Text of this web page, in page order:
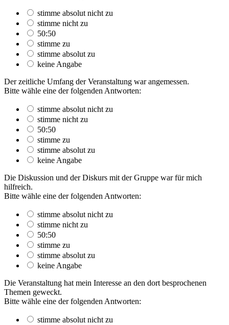
stimme absolut nicht zu
stimme nicht zu
50:50
stimme zu
stimme absolut zu
keine Angabe
Der zeitliche Umfang der Veranstaltung war angemessen.
Bitte wähle eine der folgenden Antworten:
stimme absolut nicht zu
stimme nicht zu
50:50
stimme zu
stimme absolut zu
keine Angabe
Die Diskussion und der Diskurs mit der Gruppe war für mich
hilfreich.
Bitte wähle eine der folgenden Antworten:
stimme absolut nicht zu
stimme nicht zu
50:50
stimme zu
stimme absolut zu
keine Angabe
Die Veranstaltung hat mein Interesse an den dort besprochenen
Themen geweckt.
Bitte wähle eine der folgenden Antworten:
stimme absolut nicht zu